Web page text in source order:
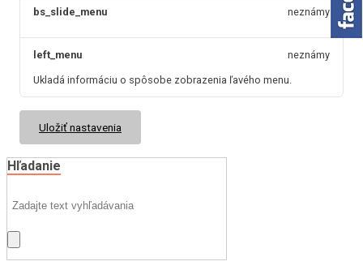
bs_slide_menu neznámy
left_menu
Ukladá informáciu o spôsobe zobrazenia ľavého menu.
neznámy
Uložiť nastavenia
Hľadanie